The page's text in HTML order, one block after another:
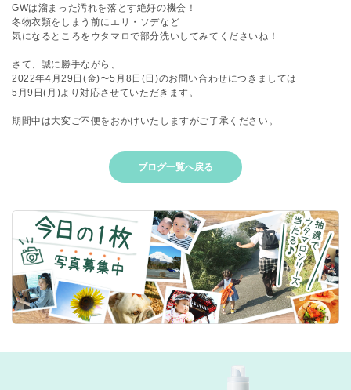
GWは溜まった汚れを落とす絶好の機会！
冬物衣類をしまう前にエリ・ソデなど
気になるところをウタマロで部分洗いしてみてくださいね！
さて、誠に勝手ながら、
2022年4月29日(金)〜5月8日(日)のお問い合わせにつきましては
5月9日(月)より対応させていただきます。
期間中は大変ご不便をおかけいたしますがご了承ください。
ブログ一覧へ戻る